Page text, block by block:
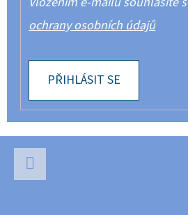
ochrany osobních údajů
PŘIHLÁSIT SE